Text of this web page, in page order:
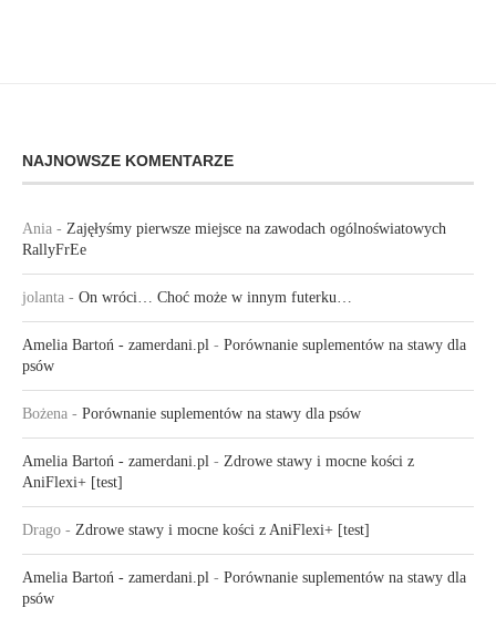
NAJNOWSZE KOMENTARZE
Ania - Zajęłyśmy pierwsze miejsce na zawodach ogólnoświatowych
RallyFrEe
jolanta - On wróci… Choć może w innym futerku…
Amelia Bartoń - zamerdani.pl - Porównanie suplementów na stawy dla
psów
Bożena - Porównanie suplementów na stawy dla psów
Amelia Bartoń - zamerdani.pl - Zdrowe stawy i mocne kości z
AniFlexi+ [test]
Drago - Zdrowe stawy i mocne kości z AniFlexi+ [test]
Amelia Bartoń - zamerdani.pl - Porównanie suplementów na stawy dla
psów